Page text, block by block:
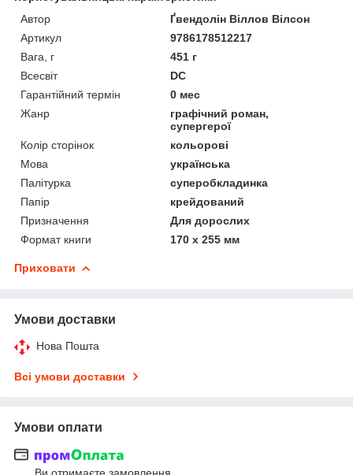
Автор
Ґвендолін Віллов Вілсон
Артикул
9786178512217
Вага, г
451 г
Всесвіт
DC
Гарантійний термін
0 мес
Жанр
графічний роман,
супергерої
Колір сторінок
кольорові
Мова
українська
Палітурка
суперобкладинка
Папір
крейдований
Призначення
Для дорослих
Формат книги
170 х 255 мм
Приховати
Умови доставки
Нова Пошта
Всі умови доставки
Умови оплати